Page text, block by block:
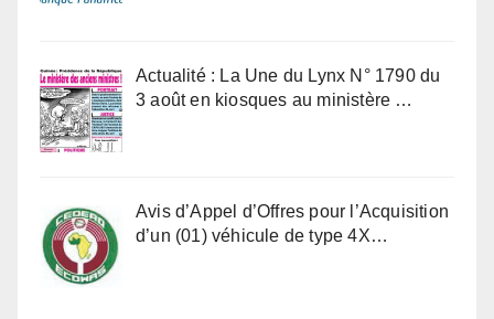
Actualité : La Une du Lynx N° 1790 du
3 août en kiosques au ministère …
Avis d’Appel d’Offres pour l’Acquisition
d’un (01) véhicule de type 4X…